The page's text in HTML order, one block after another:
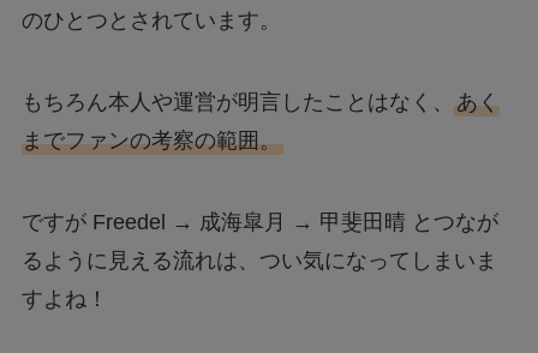
のひとつとされています。
もちろん本人や運営が明言したことはなく、 あく
までファンの考察の範囲。
ですが Freedel → 成海皐月 → 甲斐田晴 とつなが
るように見える流れは、つい気になってしまいま
すよね！